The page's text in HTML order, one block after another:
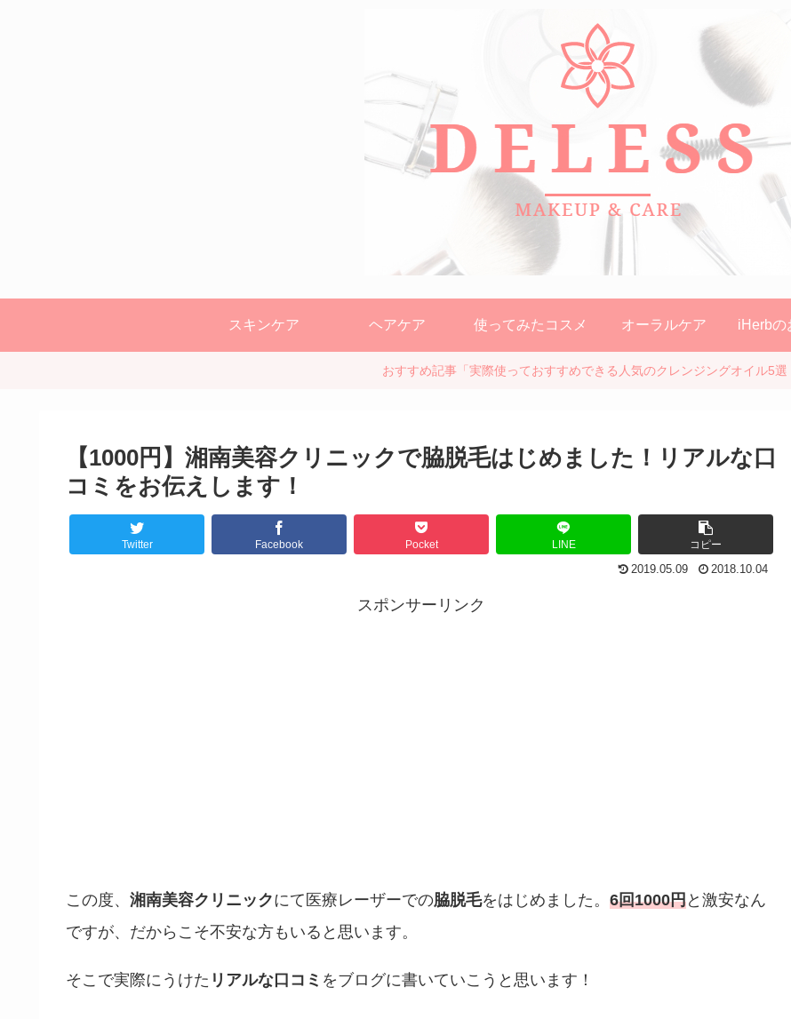
スキンケア ヘアケア 使ってみたコスメ オーラルケア iHerbの
おすすめ記事「実際使っておすすめできる人気のクレンジングオイル5選
【1000円】湘南美容クリニックで脇脱毛はじめました！リアルな口
コミをお伝えします！
Twitter Facebook Pocket LINE コピー
2019.05.09 2018.10.04
スポンサーリンク
この度、 湘南美容クリニックにて医療レーザーでの脇脱毛をはじめました。 6回1000円と激安なん
ですが、だからこそ不安な方もいると思います。
そこで実際にうけた リアルな口コミ をブログに書いていこうと思います！